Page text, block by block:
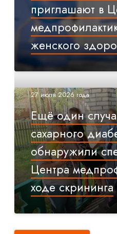
приглашают в
женского
27 июля 2026 года
Ещё один
сахарного
обнаружили
Центра
ходе скрининга